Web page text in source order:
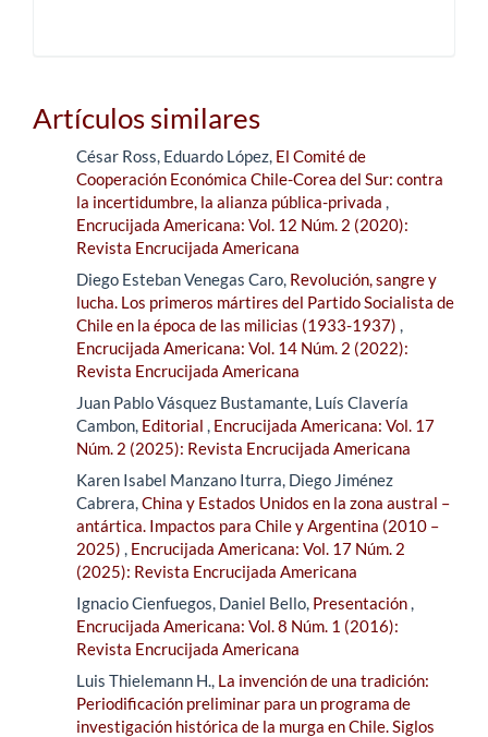
Artículos similares
César Ross, Eduardo López, El Comité de
Cooperación Económica Chile-Corea del Sur: contra
la incertidumbre, la alianza pública-privada ,
Encrucijada Americana: Vol. 12 Núm. 2 (2020):
Revista Encrucijada Americana
Diego Esteban Venegas Caro, Revolución, sangre y
lucha. Los primeros mártires del Partido Socialista de
Chile en la época de las milicias (1933-1937) ,
Encrucijada Americana: Vol. 14 Núm. 2 (2022):
Revista Encrucijada Americana
Juan Pablo Vásquez Bustamante, Luís Clavería
Cambon, Editorial , Encrucijada Americana: Vol. 17
Núm. 2 (2025): Revista Encrucijada Americana
Karen Isabel Manzano Iturra, Diego Jiménez
Cabrera,China y Estados Unidos en la zona austral –
antártica. Impactos para Chile y Argentina (2010 –
2025) , Encrucijada Americana: Vol. 17 Núm. 2
(2025): Revista Encrucijada Americana
Ignacio Cienfuegos, Daniel Bello, Presentación,
Encrucijada Americana: Vol. 8 Núm. 1 (2016):
Revista Encrucijada Americana
Luis Thielemann H., La invención de una tradición:
Periodificación preliminar para un programa de
investigación histórica de la murga en Chile. Siglos